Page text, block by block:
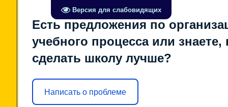
Версия для слабовидящих
Есть предложения по
учебного процесса или знаете,
сделать школу лучше?
Написать о проблеме